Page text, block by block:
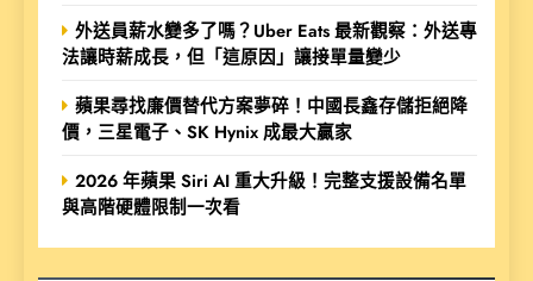
外送員薪水變多了嗎？Uber Eats 最新觀察：外送專
法讓時薪成長，但「這原因」讓接單量變少
蘋果尋找廉價替代方案夢碎！中國長鑫存儲拒絕降
價，三星電子、SK Hynix 成最大贏家
2026 年蘋果 Siri AI 重大升級！完整支援設備名單
與高階硬體限制一次看